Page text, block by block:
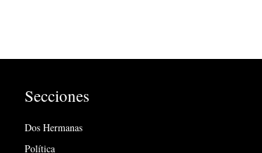
Secciones
Dos Hermanas
Política